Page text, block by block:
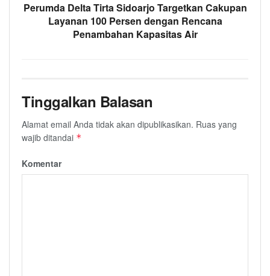
Perumda Delta Tirta Sidoarjo Targetkan Cakupan
Layanan 100 Persen dengan Rencana
Penambahan Kapasitas Air
Tinggalkan Balasan
Alamat email Anda tidak akan dipublikasikan. Ruas yang
wajib ditandai *
Komentar